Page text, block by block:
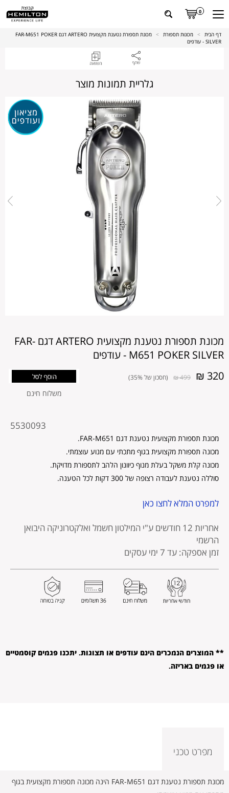
0
דף הבית > מכונות תספורת >
מכונת תספורת נטענת מקצועית ARTERO דגם FAR-M651 POKER
SILVER - עודפים
מכונת תספורת נטענת מקצועית ARTERO דגם FAR-
M651 POKER SILVER - עודפים
320 ₪
499 ₪ (חסכון של 35%)
משלוח חינם
5530093
מוצר
מכונת תספורת מקצועית נטענת דגם FAR-M651.
מכונה תספורת מקצועית בגוף מתכתי עם מנוע עוצמתי.
מכונה קלת משקל בעלת מנוף כיוונון הלהב לתספורת מדויקת.
סוללה נטענת לעבודה רצופה של 300 דקות לכל הטענה.
למפרט המלא לחצו כאן
אחריות 12 חודשים
ע"י המילטון חשמל ואלקטרוניקה היבואן
הרשמי
זמן אספקה: עד 7 ימי עסקים
** המוצרים הנמכרים הינם עודפים או תצוגות. יתכנו פגמים קוסמטיים
או פגמים באריזה.
גלריית תמונות מוצר
מפרט טכני
מכונת תספורת נטענת דגם FAR-M651 הינה מכונה תספורת מקצועית בגוף